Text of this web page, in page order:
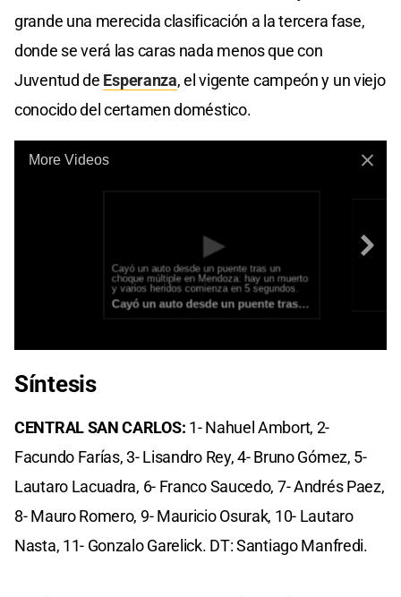
grande una merecida clasificación a la tercera fase,
donde se verá las caras nada menos que con
Juventud de Esperanza, el vigente campeón y un viejo
conocido del certamen doméstico.
Síntesis
CENTRAL SAN CARLOS: 1- Nahuel Ambort, 2-
Facundo Farías, 3- Lisandro Rey, 4- Bruno Gómez, 5-
Lautaro Lacuadra, 6- Franco Saucedo, 7- Andrés Paez,
8- Mauro Romero, 9- Mauricio Osurak, 10- Lautaro
Nasta, 11- Gonzalo Garelick. DT: Santiago Manfredi.